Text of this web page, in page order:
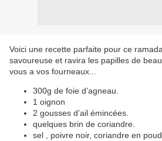
Voici une recette parfaite pour ce
savoureuse et ravira les papilles de
vous a vos fourneaux...​
300g de foie d’agneau.
1 oignon
2 gousses d’ail émincées.
quelques brin de coriandre.
sel , poivre noir, coriandre en